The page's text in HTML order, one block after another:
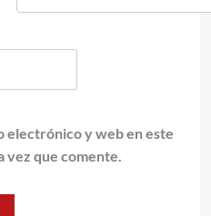
electrónico y web en este
vez que comente.